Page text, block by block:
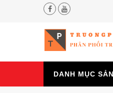
DANH MỤC